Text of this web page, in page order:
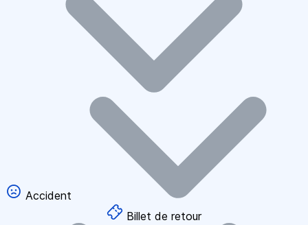
Accident
Billet de retour